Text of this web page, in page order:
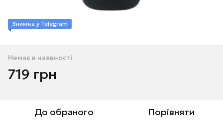
Знижка у Telegram
Немає в наявності
719 грн
До обраного Порівняти